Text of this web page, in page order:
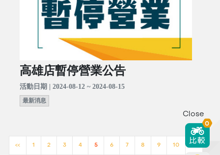
高雄店暫停營業公告
活動日期 | 2024-08-12 ~ 2024-08-15
最新消息
<< 1 2 3 4 5 6 7 8 9 10 >>
Close
0